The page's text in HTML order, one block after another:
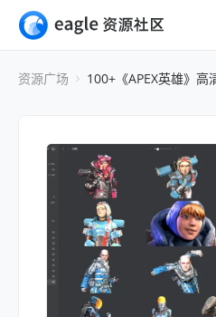
资源广场 100+《APEX英雄》